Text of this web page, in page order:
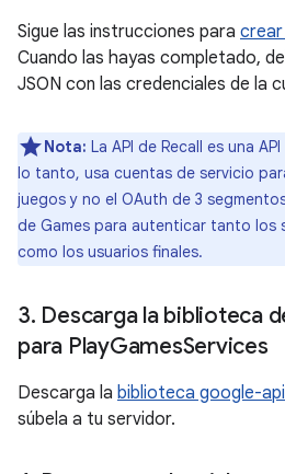
Sigue las instrucciones para crear
Cuando las hayas completado,
JSON con las credenciales de la
Nota: La API de Recall es una
lo tanto, usa cuentas de servicio
juegos y no el OAuth de 3
de Games para autenticar tanto los
como los usuarios finales.
3. Descarga la biblioteca
para PlayGamesServices
Descarga la biblioteca google-
súbela a tu servidor.